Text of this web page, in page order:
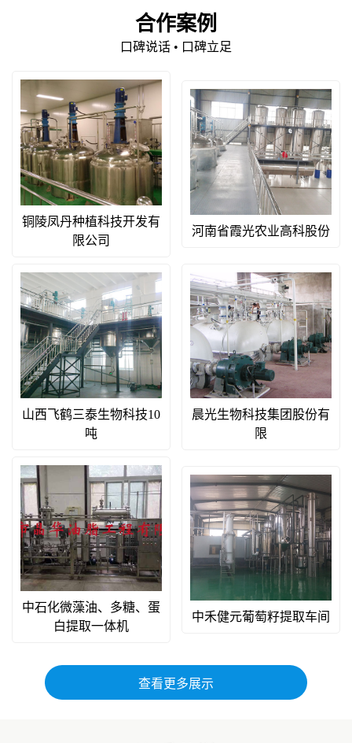
合作案例
口碑说话 • 口碑立足
铜陵凤丹种植科技开发有
限公司
河南省霞光农业高科股份
山西飞鹤三泰生物科技10
吨
晨光生物科技集团股份有
限
中石化微藻油、多糖、蛋
白提取一体机
中禾健元葡萄籽提取车间
查看更多展示